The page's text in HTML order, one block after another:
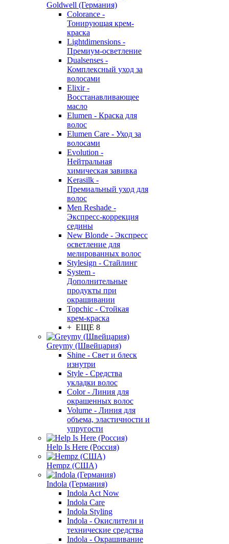
Goldwell (Германия)
Colorance -
Тонирующая крем-
краска
Lightdimensions -
Премиум-осветление
Dualsenses -
Комплексный уход за
волосами
Elixir -
Восстанавливающее
масло
Elumen - Краска для
волос
Elumen Care - Уход за
волосами
Evolution -
Нейтральная
химическая завивка
Kerasilk -
Премиальный уход для
волос
Men Reshade -
Экспресс-коррекция
седины
New Blonde - Экспресс
осветление для
мелированных волос
Stylesign - Стайлинг
System -
Дополнительные
продукты при
окрашивании
Topchic - Стойкая
крем-краска
+ ЕЩЕ 8
Greymy (Швейцария)
Shine - Свет и блеск
изнутри
Style - Средства
укладки волос
Color - Линия для
окрашенных волос
Volume - Линия для
объема, эластичности и
упругости
Help Is Here (Россия)
Hempz (США)
Indola (Германия)
Indola Act Now
Indola Care
Indola Styling
Indola - Окислители и
технические средства
Indola - Окрашивание